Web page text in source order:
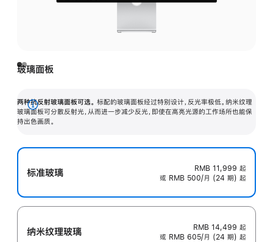
玻璃面板
两种抗反射玻璃面板可选。 标配的玻璃面板经过特别设计，反光率极低。纳米纹理
玻璃面板可分散反射光，从而进一步减少反光，即使在高亮光源的工作场所也能保
持出色画质。
展
开
标准玻璃 RMB 11,999 起
或 RMB 500/月 (24 期) 起
纳米纹理玻璃 RMB 14,499 起
或 RMB 605/月 (24 期) 起